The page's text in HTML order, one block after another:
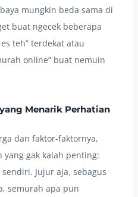
mungkin beda sama di
buat ngecek beberapa
teh” terdekat atau
online” buat nemuin
Menarik Perhatian
dan faktor-faktornya,
gak kalah penting:
Jujur aja, sebagus
semurah apa pun